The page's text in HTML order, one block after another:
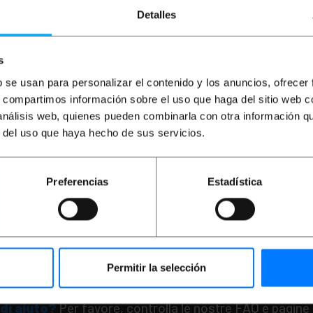
Detalles
usan para personalizar el contenido y los anuncios,
información sobre el uso que haga del sitio web
web, quienes pueden combinarla con otra información
uso que haya hecho de sus servicios.
Preferencias Estadística
Permitir la selección
di
ottica
REF: UF014
INDISPONIBILE
BEMATIK Convertitore di
100 Mbps in fibra ottica
RJ45 a 1310nm 25 km
PVD
34,56€
REF: UF012
SONO SCORTE
aiuto?Per favore, controlla le nostre FAQ e pagine